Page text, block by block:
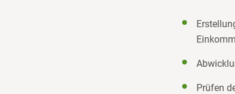
Prüfen